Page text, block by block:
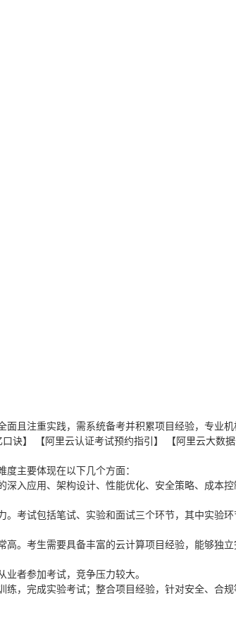
且注重实践，需系统备考并积累项目经验，专业机
诀】 【阿里云认证考试预约指引】 【阿里云大数
主要体现在以下几个方面：
入应用、架构设计、性能优化、安全策略、成本
考试包括笔试、实验和面试三个环节，其中实验
。考生需要具备丰富的云计算项目经验，能够独
者参加考试，竞争压力较大。
，完成实验考试；整合项目经验，针对安全、合